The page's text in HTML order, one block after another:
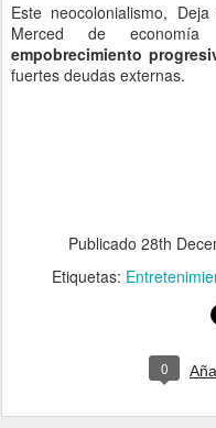
Este neocolonialismo,
Merced de
empobrecimiento
fuertes deudas externas.
Publicado 28th
Etiquetas:
0